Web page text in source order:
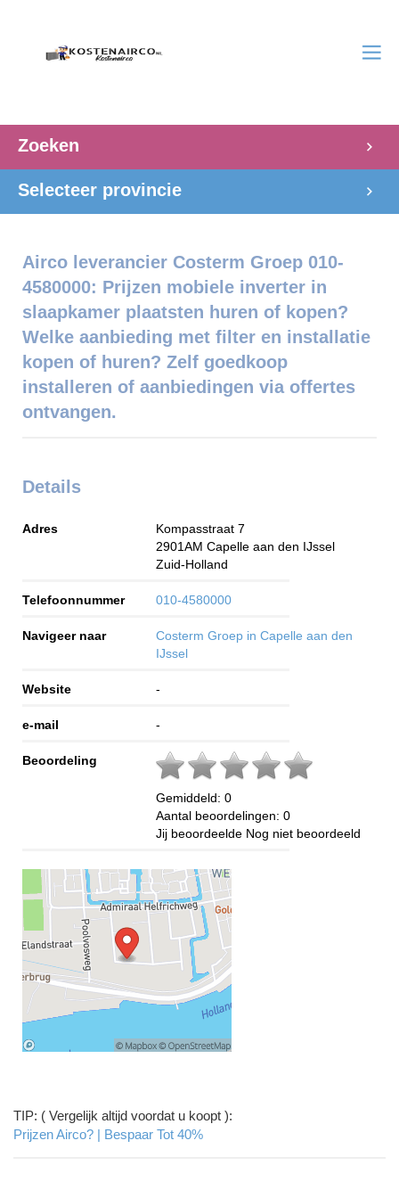
Zoeken
Selecteer provincie
Airco leverancier Costerm Groep 010-
4580000: Prijzen mobiele inverter in
slaapkamer plaatsten huren of kopen?
Welke aanbieding met filter en installatie
kopen of huren? Zelf goedkoop
installeren of aanbiedingen via offertes
ontvangen.
Details
Adres
Kompasstraat 7
2901AM Capelle aan den IJssel
Zuid-Holland
Telefoonnummer 010-4580000
Navigeer naar
Costerm Groep in Capelle aan den
IJssel
Website -
e-mail -
Beoordeling
Gemiddeld: 0
Aantal beoordelingen: 0
Jij beoordeelde Nog niet beoordeeld
TIP: ( Vergelijk altijd voordat u koopt ):
Prijzen Airco? | Bespaar Tot 40%‎